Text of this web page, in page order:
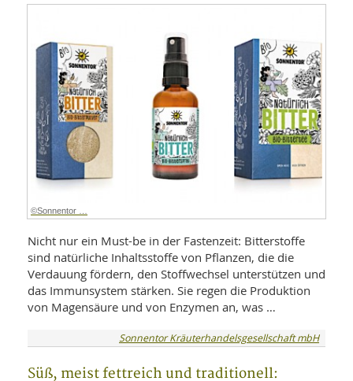
©Sonnentor …
Nicht nur ein Must-be in der Fastenzeit: Bitterstoffe
sind natürliche Inhaltsstoffe von Pflanzen, die die
Verdauung fördern, den Stoffwechsel unterstützen und
das Immunsystem stärken. Sie regen die Produktion
von Magensäure und von Enzymen an, was …
Sonnentor Kräuterhandelsgesellschaft mbH
Süß, meist fettreich und traditionell: